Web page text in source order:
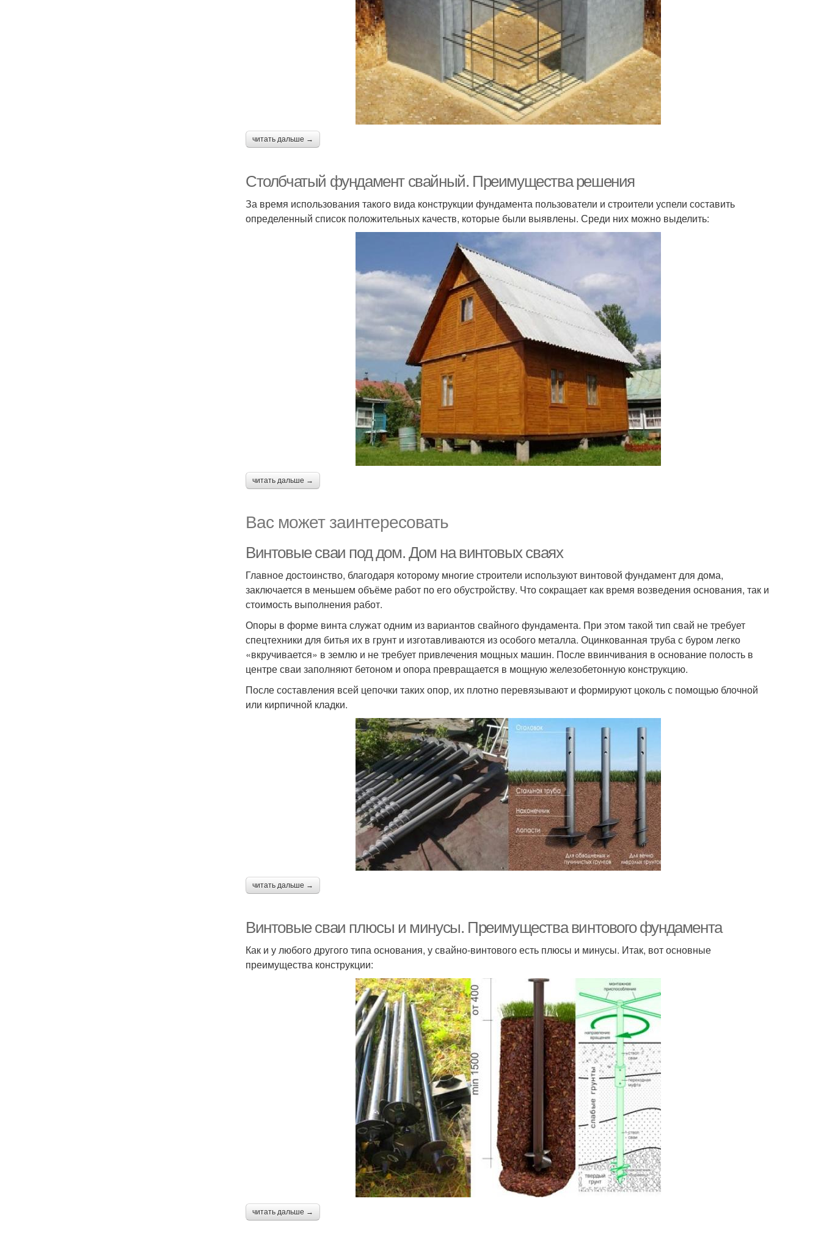
читать дальше →
Столбчатый фундамент свайный. Преимущества решения
За время использования такого вида конструкции фундамента пользователи и строители успели составить
определенный список положительных качеств, которые были выявлены. Среди них можно выделить:
читать дальше →
Вас может заинтересовать
Винтовые сваи под дом. Дом на винтовых сваях
Главное достоинство, благодаря которому многие строители используют винтовой фундамент для дома,
заключается в меньшем объёме работ по его обустройству. Что сокращает как время возведения основания, так и
стоимость выполнения работ.
Опоры в форме винта служат одним из вариантов свайного фундамента. При этом такой тип свай не требует
спецтехники для битья их в грунт и изготавливаются из особого металла. Оцинкованная труба с буром легко
«вкручивается» в землю и не требует привлечения мощных машин. После ввинчивания в основание полость в
центре сваи заполняют бетоном и опора превращается в мощную железобетонную конструкцию.
После составления всей цепочки таких опор, их плотно перевязывают и формируют цоколь с помощью блочной
или кирпичной кладки.
читать дальше →
Винтовые сваи плюсы и минусы. Преимущества винтового фундамента
Как и у любого другого типа основания, у свайно-винтового есть плюсы и минусы. Итак, вот основные
преимущества конструкции:
читать дальше →